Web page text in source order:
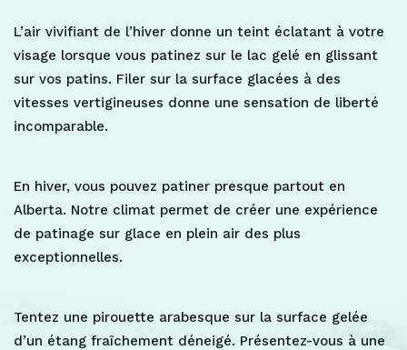
L’air vivifiant de l’hiver donne un teint éclatant à votre
visage lorsque vous patinez sur le lac gelé en glissant
sur vos patins. Filer sur la surface glacées à des
vitesses vertigineuses donne une sensation de liberté
incomparable.
En hiver, vous pouvez patiner presque partout en
Alberta. Notre climat permet de créer une expérience
de patinage sur glace en plein air des plus
exceptionnelles.
Tentez une pirouette arabesque sur la surface gelée
d’un étang fraîchement déneigé. Présentez-vous à une